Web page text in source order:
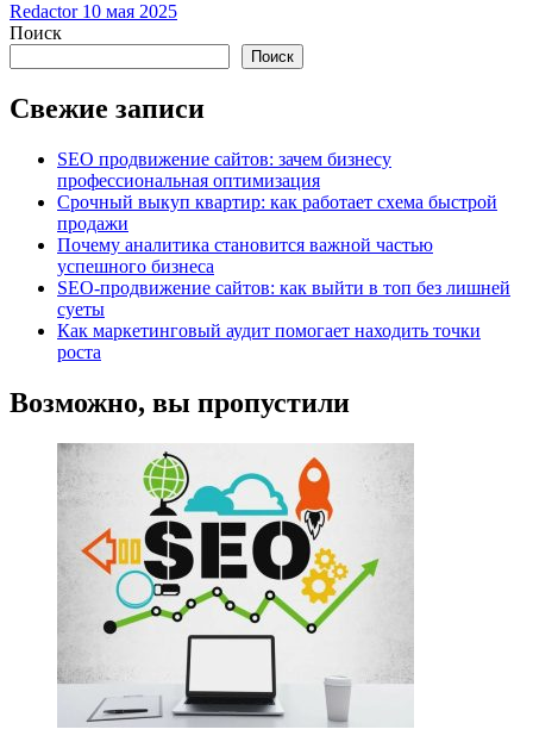
Redactor 10 мая 2025
Поиск
Поиск
Свежие записи
SEO продвижение сайтов: зачем бизнесу
профессиональная оптимизация
Срочный выкуп квартир: как работает схема быстрой
продажи
Почему аналитика становится важной частью
успешного бизнеса
SEO-продвижение сайтов: как выйти в топ без лишней
суеты
Как маркетинговый аудит помогает находить точки
роста
Возможно, вы пропустили